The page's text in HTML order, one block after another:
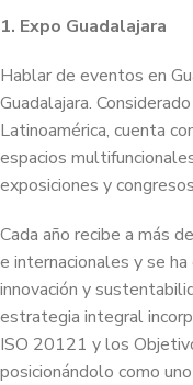
1. Expo Guadalajara
Hablar de eventos en
Guadalajara.
Latinoamérica, cuenta
espacios
exposiciones y
Cada año recibe a más
e internacionales y se
innovación y
estrategia integral
ISO 20121 y los
posicionándolo como